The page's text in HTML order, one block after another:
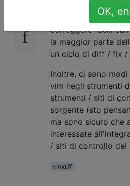
Vorrei anche usare
modificare i file
correggere facili
la maggior parte
un ciclo di diff / fix
Inoltre, ci sono
vim negli strumenti
strumenti / siti di
sorgente (sto
ma sono sicuro che
interessate
/ siti di controllo del
vimdiff
OK,